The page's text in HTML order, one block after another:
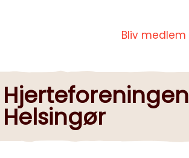
Bliv medlem
Hjerteforeningen
Helsingør